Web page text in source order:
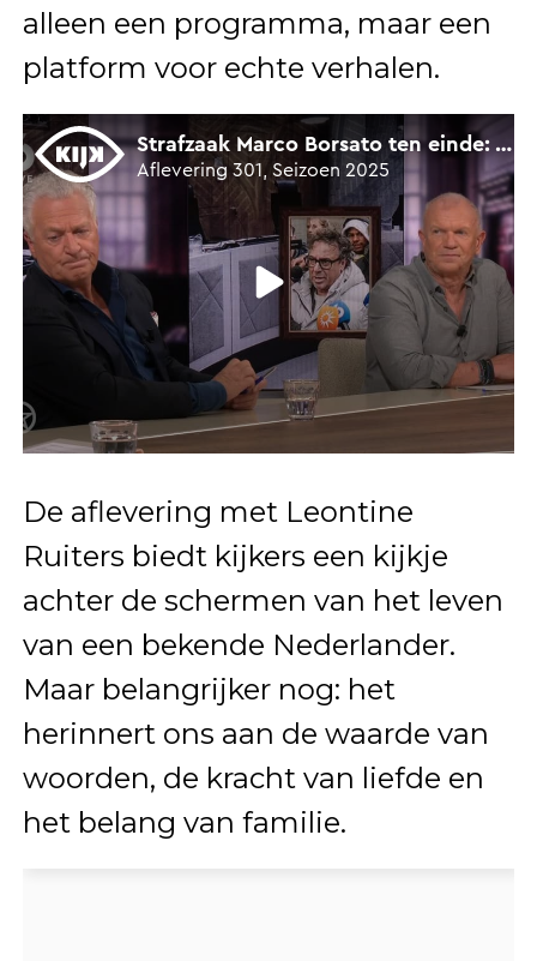
alleen een programma, maar een
platform voor echte verhalen.
De aflevering met Leontine
Ruiters biedt kijkers een kijkje
achter de schermen van het leven
van een bekende Nederlander.
Maar belangrijker nog: het
herinnert ons aan de waarde van
woorden, de kracht van liefde en
het belang van familie.